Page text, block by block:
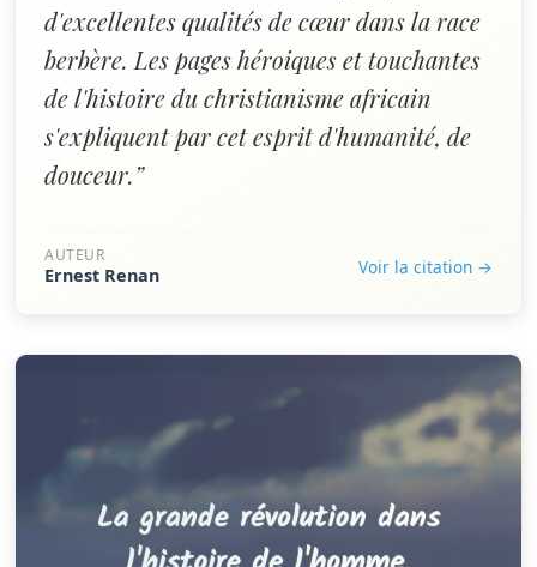
d'excellentes qualités de cœur dans la race
berbère. Les pages héroiques et touchantes
de l'histoire du christianisme africain
s'expliquent par cet esprit d'humanité, de
douceur.”
AUTEUR
Ernest Renan Voir la citation →